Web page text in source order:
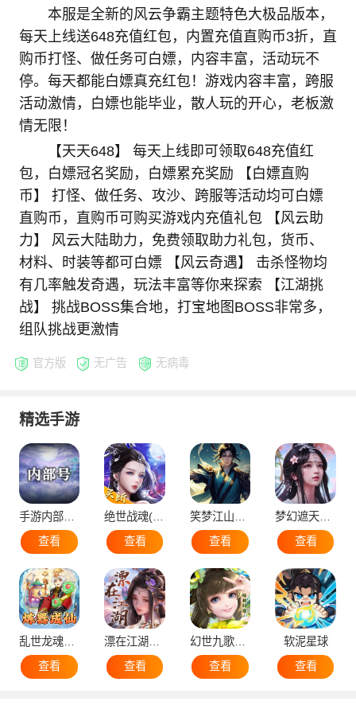
本服是全新的风云争霸主题特色大极品版本，
每天上线送648充值红包，内置充值直购币3折，直
购币打怪、做任务可白嫖，内容丰富，活动玩不
停。每天都能白嫖真充红包！游戏内容丰富，跨服
活动激情，白嫖也能毕业，散人玩的开心，老板激
情无限！
【天天648】 每天上线即可领取648充值红
包，白嫖冠名奖励，白嫖累充奖励 【白嫖直购
币】 打怪、做任务、攻沙、跨服等活动均可白嫖
直购币，直购币可购买游戏内充值礼包 【风云助
力】 风云大陆助力，免费领取助力礼包，货币、
材料、时装等都可白嫖 【风云奇遇】 击杀怪物均
有几率触发奇遇，玩法丰富等你来探索 【江湖挑
战】 挑战BOSS集合地，打宝地图BOSS非常多，
组队挑战更激情
官方版 无广告 无病毒
精选手游
手游内部号（申请）
查看
查看
查看
查看
乱世龙魂（蛮荒）
查看
漂在江湖（后台版）
查看
幻世九歌官网版
查看
软泥星球
查看